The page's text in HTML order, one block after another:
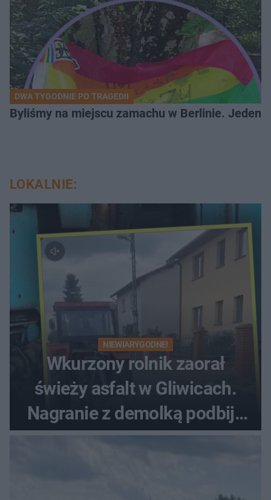
DWA TYGODNIE PO TRAGEDII
Byliśmy na miejscu zamachu w Berlinie. Jeden
LOKALNIE:
NIEWIARYGODNE!
Wkurzony rolnik zaorał
świeży asfalt w Gliwicach.
Nagranie z demolką podbija
sieć